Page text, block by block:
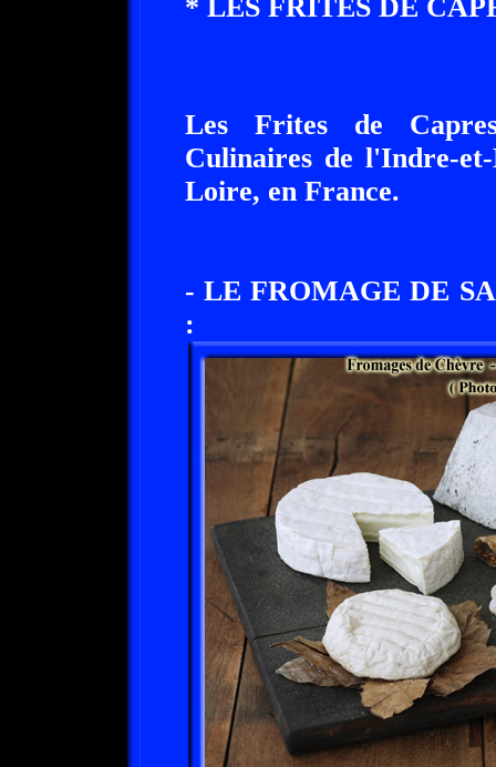
* LES FRITES DE
Les Frites de
Culinaires de l'Indre-
Loire, en France.
- LE FROMAGE DE
: